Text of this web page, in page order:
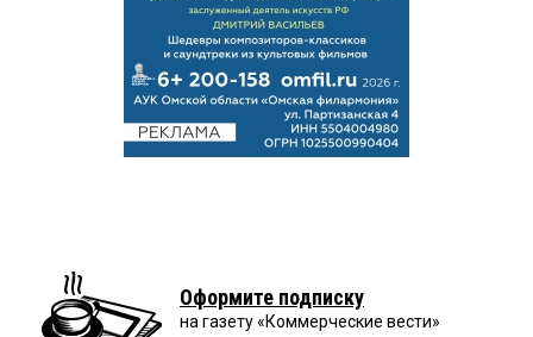
Оформите подписку
на газету «Коммерческие вести»